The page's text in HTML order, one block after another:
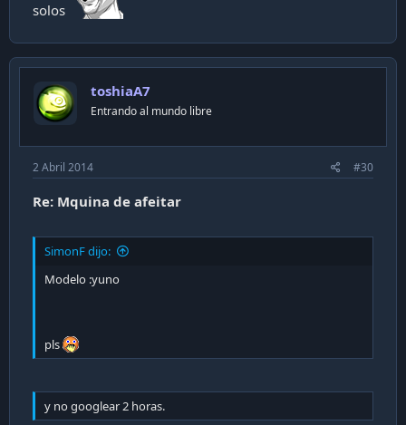
solos
toshiaA7
Entrando al mundo libre
2 Abril 2014 #30
Re: Mquina de afeitar
SimonF dijo:
Modelo :yuno
pls
y no googlear 2 horas.